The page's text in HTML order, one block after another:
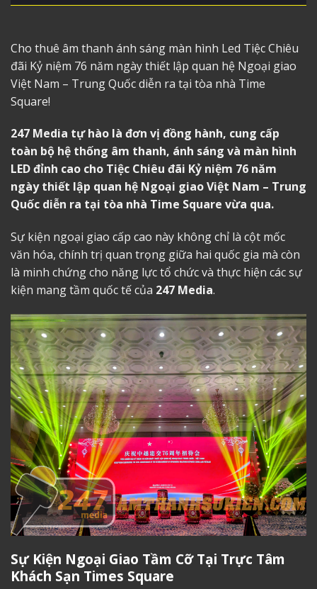
Cho thuê âm thanh ánh sáng màn hình Led Tiệc Chiêu
đãi Kỷ niệm 76 năm ngày thiết lập quan hệ Ngoại giao
Việt Nam – Trung Quốc diễn ra tại tòa nhà Time
Square!
247 Media tự hào là đơn vị đồng hành, cung cấp
toàn bộ hệ thống âm thanh, ánh sáng và màn hình
LED đỉnh cao cho Tiệc Chiêu đãi Kỷ niệm 76 năm
ngày thiết lập quan hệ Ngoại giao Việt Nam – Trung
Quốc diễn ra tại tòa nhà Time Square vừa qua.
Sự kiện ngoại giao cấp cao này không chỉ là cột mốc
văn hóa, chính trị quan trọng giữa hai quốc gia mà còn
là minh chứng cho năng lực tổ chức và thực hiện các sự
kiện mang tầm quốc tế của 247 Media.
Sự Kiện Ngoại Giao Tầm Cỡ Tại Trực Tâm
Khách Sạn Times Square